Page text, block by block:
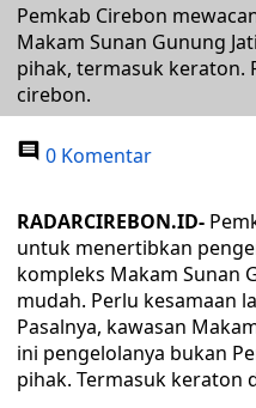
Pemkab Cirebon
Makam Sunan Gunung
pihak, termasuk keraton.
cirebon.
0 Komentar
RADARCIREBON.ID-
untuk menertibkan
kompleks Makam Sunan
mudah. Perlu kesamaan
Pasalnya, kawasan
ini pengelolanya bukan
pihak. Termasuk keraton